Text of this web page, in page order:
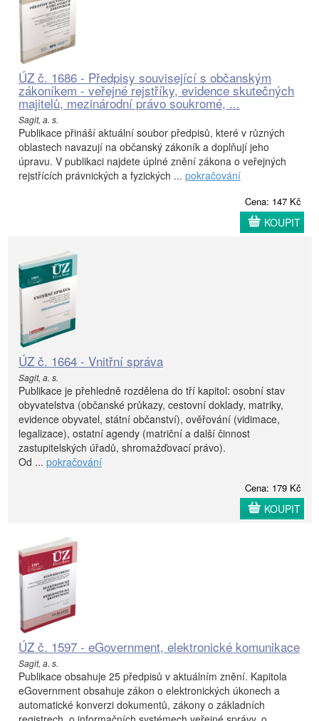
ÚZ č. 1686 - Předpisy související s občanským
zákoníkem - veřejné rejstříky, evidence skutečných
majitelů, mezinárodní právo soukromé, ...
Sagit, a. s.
Publikace přináší aktuální soubor předpisů, které v různých
oblastech navazují na občanský zákoník a doplňují jeho
úpravu. V publikaci najdete úplné znění zákona o veřejných
rejstřících právnických a fyzických ... pokračování
Cena: 147 Kč
KOUPIT
ÚZ č. 1664 - Vnitřní správa
Sagit, a. s.
Publikace je přehledně rozdělena do tří kapitol: osobní stav
obyvatelstva (občanské průkazy, cestovní doklady, matriky,
evidence obyvatel, státní občanství), ověřování (vidimace,
legalizace), ostatní agendy (matriční a další činnost
zastupitelských úřadů, shromažďovací právo).
Od ... pokračování
Cena: 179 Kč
KOUPIT
ÚZ č. 1597 - eGovernment, elektronické komunikace
Sagit, a. s.
Publikace obsahuje 25 předpisů v aktuálním znění. Kapitola
eGovernment obsahuje zákon o elektronických úkonech a
automatické konverzi dokumentů, zákony o základních